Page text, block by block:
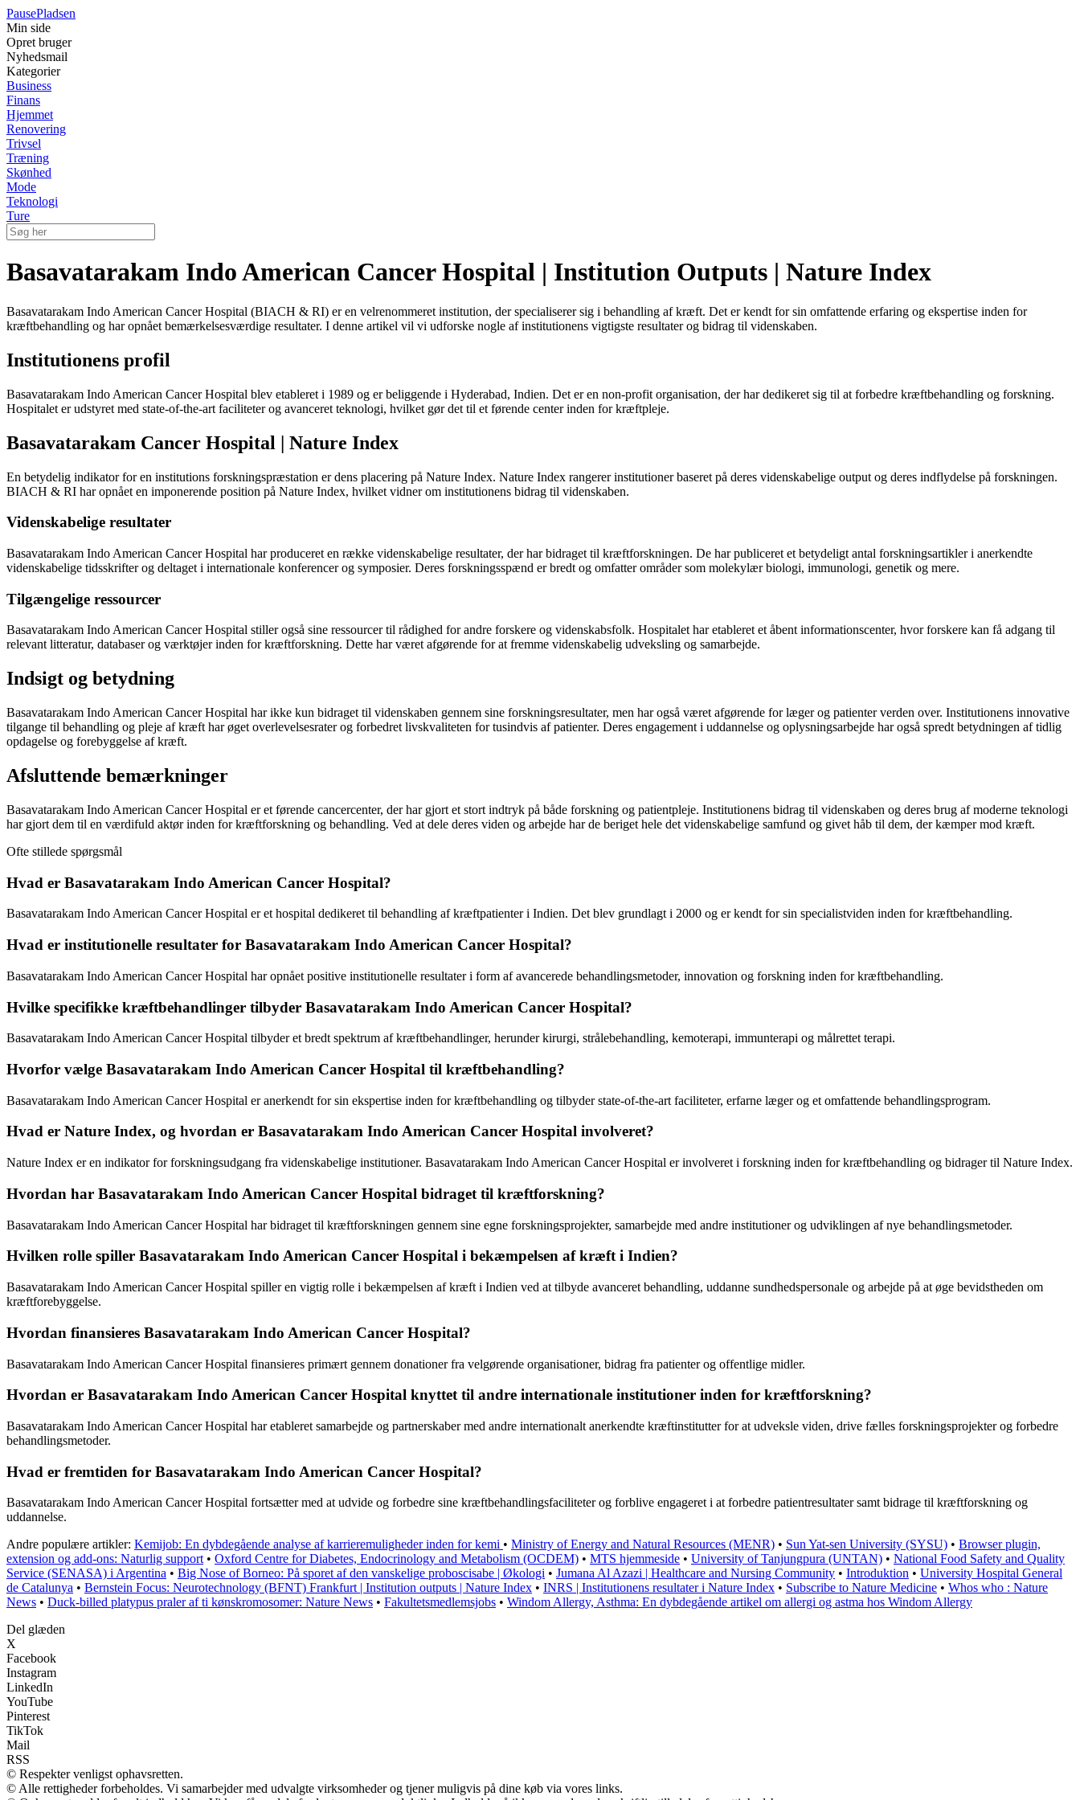
PausePladsen
Min side
Opret bruger
Nyhedsmail
Kategorier
Business
Finans
Hjemmet
Renovering
Trivsel
Træning
Skønhed
Mode
Teknologi
Ture
Basavatarakam Indo American Cancer Hospital | Institution Outputs | Nature Index
Basavatarakam Indo American Cancer Hospital (BIACH & RI) er en velrenommeret institution, der specialiserer sig i behandling af kræft. Det er kendt for sin omfattende erfaring og ekspertise inden for
kræftbehandling og har opnået bemærkelsesværdige resultater. I denne artikel vil vi udforske nogle af institutionens vigtigste resultater og bidrag til videnskaben.
Institutionens profil
Basavatarakam Indo American Cancer Hospital blev etableret i 1989 og er beliggende i Hyderabad, Indien. Det er en non-profit organisation, der har dedikeret sig til at forbedre kræftbehandling og forskning.
Hospitalet er udstyret med state-of-the-art faciliteter og avanceret teknologi, hvilket gør det til et førende center inden for kræftpleje.
Basavatarakam Cancer Hospital | Nature Index
En betydelig indikator for en institutions forskningspræstation er dens placering på Nature Index. Nature Index rangerer institutioner baseret på deres videnskabelige output og deres indflydelse på forskningen.
BIACH & RI har opnået en imponerende position på Nature Index, hvilket vidner om institutionens bidrag til videnskaben.
Videnskabelige resultater
Basavatarakam Indo American Cancer Hospital har produceret en række videnskabelige resultater, der har bidraget til kræftforskningen. De har publiceret et betydeligt antal forskningsartikler i anerkendte
videnskabelige tidsskrifter og deltaget i internationale konferencer og symposier. Deres forskningsspænd er bredt og omfatter områder som molekylær biologi, immunologi, genetik og mere.
Tilgængelige ressourcer
Basavatarakam Indo American Cancer Hospital stiller også sine ressourcer til rådighed for andre forskere og videnskabsfolk. Hospitalet har etableret et åbent informationscenter, hvor forskere kan få adgang til
relevant litteratur, databaser og værktøjer inden for kræftforskning. Dette har været afgørende for at fremme videnskabelig udveksling og samarbejde.
Indsigt og betydning
Basavatarakam Indo American Cancer Hospital har ikke kun bidraget til videnskaben gennem sine forskningsresultater, men har også været afgørende for læger og patienter verden over. Institutionens innovative
tilgange til behandling og pleje af kræft har øget overlevelsesrater og forbedret livskvaliteten for tusindvis af patienter. Deres engagement i uddannelse og oplysningsarbejde har også spredt betydningen af ​​tidlig
opdagelse og forebyggelse af kræft.
Afsluttende bemærkninger
Basavatarakam Indo American Cancer Hospital er et førende cancercenter, der har gjort et stort indtryk på både forskning og patientpleje. Institutionens bidrag til videnskaben og deres brug af moderne teknologi
har gjort dem til en værdifuld aktør inden for kræftforskning og behandling. Ved at dele deres viden og arbejde har de beriget hele det videnskabelige samfund og givet håb til dem, der kæmper mod kræft.
Ofte stillede spørgsmål
Hvad er Basavatarakam Indo American Cancer Hospital?
Basavatarakam Indo American Cancer Hospital er et hospital dedikeret til behandling af kræftpatienter i Indien. Det blev grundlagt i 2000 og er kendt for sin specialistviden inden for kræftbehandling.
Hvad er institutionelle resultater for Basavatarakam Indo American Cancer Hospital?
Basavatarakam Indo American Cancer Hospital har opnået positive institutionelle resultater i form af avancerede behandlingsmetoder, innovation og forskning inden for kræftbehandling.
Hvilke specifikke kræftbehandlinger tilbyder Basavatarakam Indo American Cancer Hospital?
Basavatarakam Indo American Cancer Hospital tilbyder et bredt spektrum af kræftbehandlinger, herunder kirurgi, strålebehandling, kemoterapi, immunterapi og målrettet terapi.
Hvorfor vælge Basavatarakam Indo American Cancer Hospital til kræftbehandling?
Basavatarakam Indo American Cancer Hospital er anerkendt for sin ekspertise inden for kræftbehandling og tilbyder state-of-the-art faciliteter, erfarne læger og et omfattende behandlingsprogram.
Hvad er Nature Index, og hvordan er Basavatarakam Indo American Cancer Hospital involveret?
Nature Index er en indikator for forskningsudgang fra videnskabelige institutioner. Basavatarakam Indo American Cancer Hospital er involveret i forskning inden for kræftbehandling og bidrager til Nature Index.
Hvordan har Basavatarakam Indo American Cancer Hospital bidraget til kræftforskning?
Basavatarakam Indo American Cancer Hospital har bidraget til kræftforskningen gennem sine egne forskningsprojekter, samarbejde med andre institutioner og udviklingen af ​​nye behandlingsmetoder.
Hvilken rolle spiller Basavatarakam Indo American Cancer Hospital i bekæmpelsen af ​​kræft i Indien?
Basavatarakam Indo American Cancer Hospital spiller en vigtig rolle i bekæmpelsen af ​​kræft i Indien ved at tilbyde avanceret behandling, uddanne sundhedspersonale og arbejde på at øge bevidstheden om
kræftforebyggelse.
Hvordan finansieres Basavatarakam Indo American Cancer Hospital?
Basavatarakam Indo American Cancer Hospital finansieres primært gennem donationer fra velgørende organisationer, bidrag fra patienter og offentlige midler.
Hvordan er Basavatarakam Indo American Cancer Hospital knyttet til andre internationale institutioner inden for kræftforskning?
Basavatarakam Indo American Cancer Hospital har etableret samarbejde og partnerskaber med andre internationalt anerkendte kræftinstitutter for at udveksle viden, drive fælles forskningsprojekter og forbedre
behandlingsmetoder.
Hvad er fremtiden for Basavatarakam Indo American Cancer Hospital?
Basavatarakam Indo American Cancer Hospital fortsætter med at udvide og forbedre sine kræftbehandlingsfaciliteter og forblive engageret i at forbedre patientresultater samt bidrage til kræftforskning og
uddannelse.
Andre populære artikler: Kemijob: En dybdegående analyse af karrieremuligheder inden for kemi • Ministry of Energy and Natural Resources (MENR) • Sun Yat-sen University (SYSU) • Browser plugin,
extension og add-ons: Naturlig support • Oxford Centre for Diabetes, Endocrinology and Metabolism (OCDEM) • MTS hjemmeside • University of Tanjungpura (UNTAN) • National Food Safety and Quality
Service (SENASA) i Argentina • Big Nose of Borneo: På sporet af den vanskelige proboscisabe | Økologi • Jumana Al Azazi | Healthcare and Nursing Community • Introduktion • University Hospital General
de Catalunya • Bernstein Focus: Neurotechnology (BFNT) Frankfurt | Institution outputs | Nature Index • INRS | Institutionens resultater i Nature Index • Subscribe to Nature Medicine • Whos who : Nature
News • Duck-billed platypus praler af ti kønskromosomer: Nature News • Fakultetsmedlemsjobs • Windom Allergy, Asthma: En dybdegående artikel om allergi og astma hos Windom Allergy
Del glæden
X
Facebook
Instagram
LinkedIn
YouTube
Pinterest
TikTok
Mail
RSS
© Respekter venligst ophavsretten.
© Alle rettigheder forbeholdes. Vi samarbejder med udvalgte virksomheder og tjener muligvis på dine køb via vores links.